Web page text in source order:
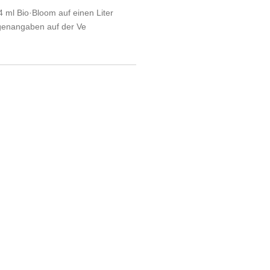
ml Bio·Bloom auf einen Liter
auf der Ve